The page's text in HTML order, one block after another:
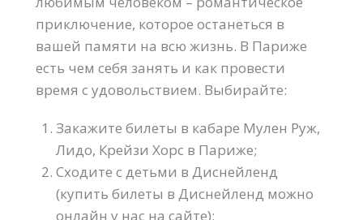
приключение, которое останеться в
вашей памяти на всю жизнь. В Париже
есть чем себя занять и как провести
время с удовольствием. Выбирайте:
Закажите билеты в кабаре Мулен Руж,
Лидо, Крейзи Хорс в Париже;
Сходите с детьми в Диснейленд
(купить билеты в Диснейленд можно
онлайн у нас на сайте);